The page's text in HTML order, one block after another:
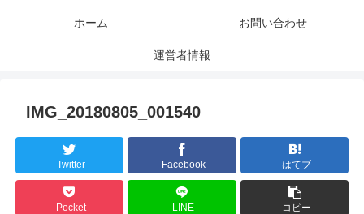
ホーム お問い合わせ
運営者情報
IMG_20180805_001540
Twitter Facebook はてブ
Pocket LINE コピー